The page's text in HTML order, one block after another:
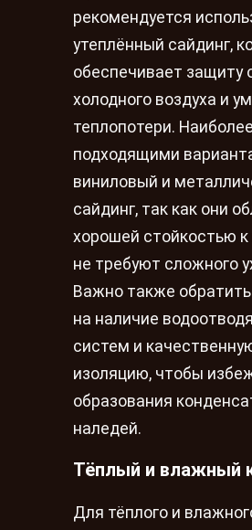
рекомендуется
утеплённый сайдинг,
обеспечивает защиту
холодного воздуха и
теплопотери. Наиболее
подходящими
виниловый и
сайдинг, так как они
хорошей стойкостью
не требуют сложного
Важно также
на наличие
систем и
изоляцию, чтобы
образования
наледей.
Тёплый и влажный
Для тёплого и